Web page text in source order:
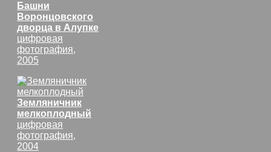
Башни
Воронцовского
дворца в Алупке
цифровая
фотография,
2005
Земляничник
мелкоплодный
цифровая
фотография,
2004